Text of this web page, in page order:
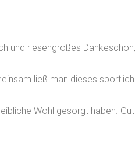
und riesengroßes Dankeschön,
ließ man dieses sportlich
Wohl gesorgt haben. Gut